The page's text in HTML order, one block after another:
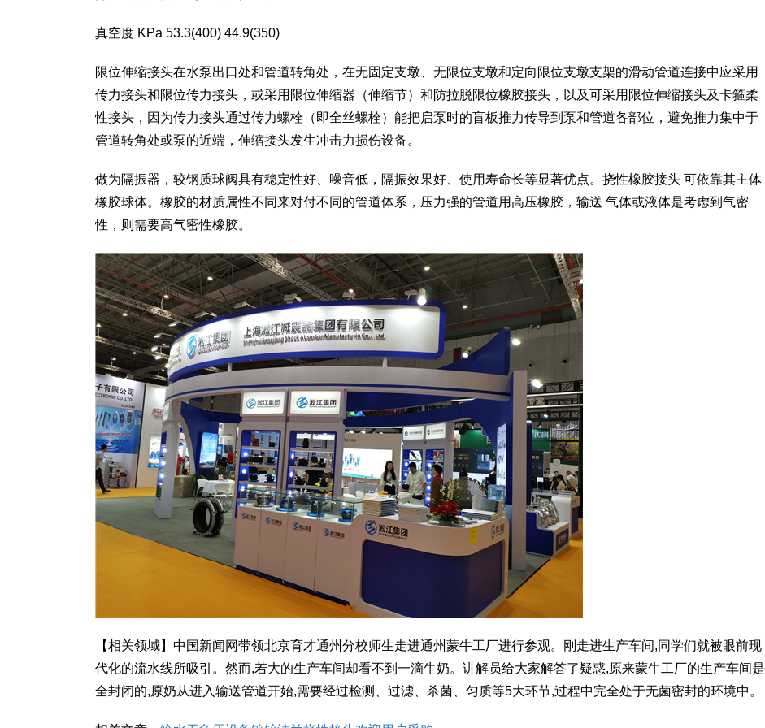
真空度 KPa 53.3(400) 44.9(350)
限位伸缩接头在水泵出口处和管道转角处，在无固定支墩、无限位支墩和定向限位支墩支架的滑动管道连接中应采用
传力接头和限位传力接头，或采用限位伸缩器（伸缩节）和防拉脱限位橡胶接头，以及可采用限位伸缩接头及卡箍柔
性接头，因为传力接头通过传力螺栓（即全丝螺栓）能把启泵时的盲板推力传导到泵和管道各部位，避免推力集中于
管道转角处或泵的近端，伸缩接头发生冲击力损伤设备。
做为隔振器，较钢质球阀具有稳定性好、噪音低，隔振效果好、使用寿命长等显著优点。挠性橡胶接头 可依靠其主体
橡胶球体。橡胶的材质属性不同来对付不同的管道体系，压力强的管道用高压橡胶，输送 气体或液体是考虑到气密
性，则需要高气密性橡胶。
【相关领域】中国新闻网带领北京育才通州分校师生走进通州蒙牛工厂进行参观。刚走进生产车间,同学们就被眼前现
代化的流水线所吸引。然而,若大的生产车间却看不到一滴牛奶。讲解员给大家解答了疑惑,原来蒙牛工厂的生产车间是
全封闭的,原奶从进入输送管道开始,需要经过检测、过滤、杀菌、匀质等5大环节,过程中完全处于无菌密封的环境中。